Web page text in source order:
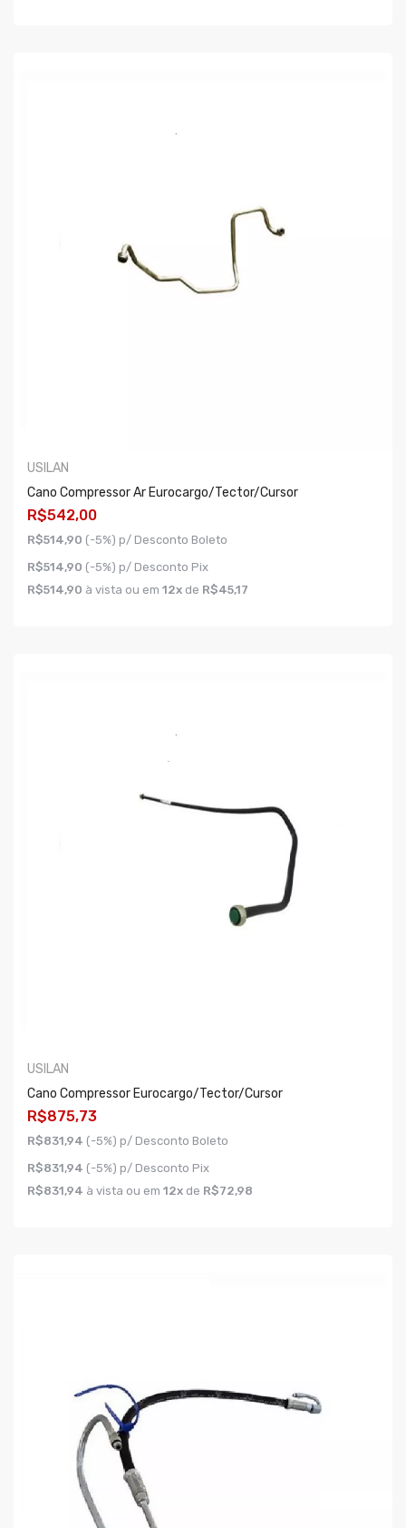
USILAN
Cano Compressor Ar Eurocargo/tector/cursor
R$542,00
R$514,90 (-5%) p/ Desconto Boleto
R$514,90 (-5%) p/ Desconto Pix
R$514,90 à vista ou em 12x de R$45,17
USILAN
Cano Compressor Eurocargo/tector/cursor
R$875,73
R$831,94 (-5%) p/ Desconto Boleto
R$831,94 (-5%) p/ Desconto Pix
R$831,94 à vista ou em 12x de R$72,98